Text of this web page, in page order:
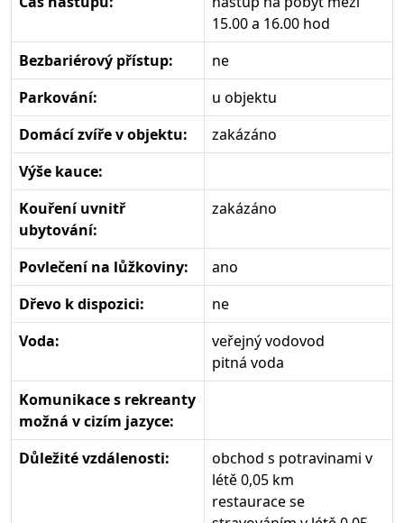
15.00 a 16.00 hod
Bezbariérový přístup:
ne
Parkování:
u objektu
Domácí zvíře v objektu:
zakázáno
Výše kauce:
Kouření uvnitř
ubytování:
zakázáno
Povlečení na lůžkoviny:
ano
Dřevo k dispozici:
ne
Voda:
veřejný vodovod
pitná voda
Komunikace s rekreanty
možná v cizím jazyce:
Důležité vzdálenosti:
obchod s potravinami v
létě 0,05 km
restaurace se